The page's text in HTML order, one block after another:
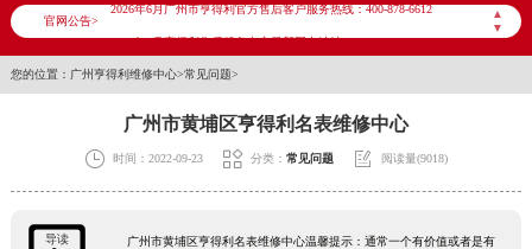
官网公告>
▲
▼
2026年6月广州市亨得利官方售后客户服务热线：400-878-6612
2026年6月亨得利售后服务中心最新网点地址：
您的位置： 广州亨得利维修中心>常见问题>
广州市黄埔区亨得利名表维修中心
 时间：2022-09-23  分类： 常见问题  阅读量(9018)
导读
广州市黄埔区亨得利名表维修中心温馨提示：通常一个有价值或者是有